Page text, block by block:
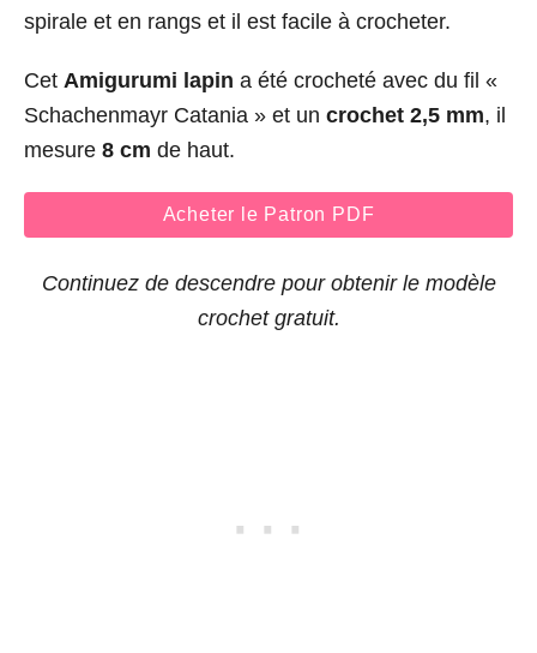
spirale et en rangs et il est facile à crocheter.
Cet Amigurumi lapin a été crocheté avec du fil «
Schachenmayr Catania » et un crochet 2,5 mm, il
mesure 8 cm de haut.
Acheter le Patron PDF
Continuez de descendre pour obtenir le modèle
crochet gratuit.